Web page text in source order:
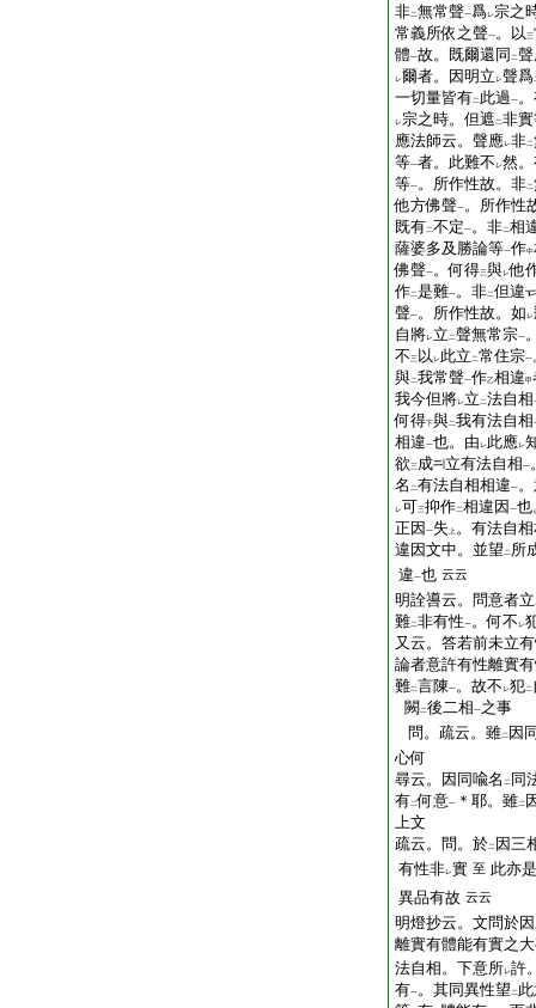
非二無常聲一爲レ宗之
常義所依之聲一。以三
體一故。既爾還同 二
レ爾者。因明立 レ聲爲
一切量皆有二 此過一
レ宗之時。但遮 二非
應法師云。聲應レ非二
等一者。此難不 レ然
等一。所作性故。非二
他方佛聲一。所作性
既有二不定一。非二相
薩婆多及勝論等一作中
佛聲一。何得三與レ他
作二是難一。非二但違
聲一。所作性故。如 レ
自將レ立 二聲無常宗一
不三 以 レ此立 二常住宗一
與二我常聲一作乙相違甲
我今但將レ立 二法自相
何得下與二我有法自相
相違一也。由 レ此應レ
欲三成 立有法自相一
名 二有法自相相違一
レ可三抑作二相違因 一也
正因 一失 上 。有法自
違因文中。並望 二 所
違一也 云云
明詮噵云。問意者立
難二非有性一。何不 レ
又云。答若前未立
論者意許有性離實
難二言陳一。故不 レ犯二
闕 二後二相一之事
問。疏云。雖二 因
心何
尋云。因同喩名 二 同
有二何意一 ＊耶。雖二
上文
疏云。問。於二 因三
有性非レ實 至 此亦
異品有故 云云
明燈抄云。文問於
離實有體能有實之
法自相。下意所レ許
有一。其同異性望 二